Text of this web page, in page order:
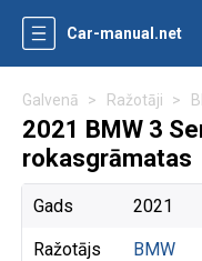
Car-manual.net
Galvenā Ražotāji
2021 BMW 3
rokasgrāmatas
Gads 2021
Ražotājs BMW